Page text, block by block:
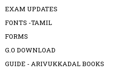
EXAM UPDATES
FONTS -TAMIL
FORMS
G.O DOWNLOAD
GUIDE - ARIVUKKADAL BOOKS